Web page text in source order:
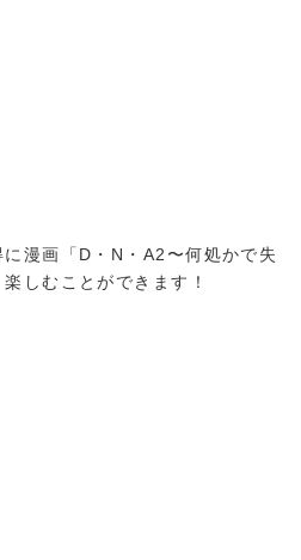
漫画「D・N・A2〜何処かで失
しむことができます！